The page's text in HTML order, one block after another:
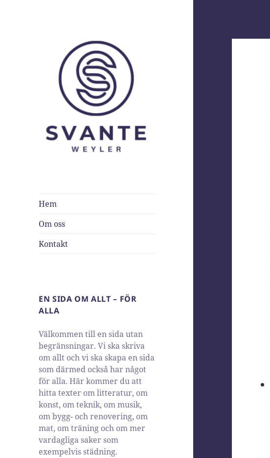
Hem
Om oss
Kontakt
EN SIDA OM ALLT – FÖR
ALLA
Välkommen till en sida utan
begränsningar. Vi ska skriva
om allt och vi ska skapa en sida
som därmed också har något
för alla. Här kommer du att
hitta texter om litteratur, om
konst, om teknik, om musik,
om bygg- och renovering, om
mat, om träning och om mer
vardagliga saker som
exempelvis städning.